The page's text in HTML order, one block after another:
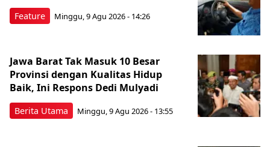
Feature Minggu, 9 Agu 2026 - 14:26
Berita Utama
Jawa Barat Tak Masuk 10 Besar
Provinsi dengan Kualitas Hidup
Baik, Ini Respons Dedi Mulyadi
Minggu, 9 Agu 2026 - 13:55